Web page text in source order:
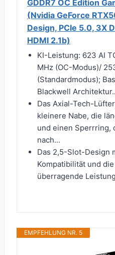
GDDR7 OC Edition
(Nvidia GeForce
Design, PCIe 5.0, 3X
HDMI 2.1b)
KI-Leistung: 623 AI
MHz (OC-Modus)/
(Standardmodus);
Blackwell
Das Axial-Tech-
kleinere Nabe, die
und einen Sperrring,
nach...
Das 2,5-Slot-Design
Kompatibilität und
überragende
EMPFEHLUNG NR. 5